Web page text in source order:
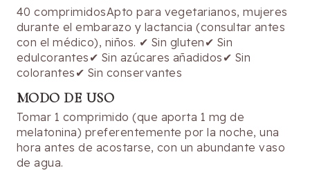
40 comprimidosApto para vegetarianos, mujeres
durante el embarazo y lactancia (consultar antes
con el médico), niños. ✔ Sin gluten✔ Sin
edulcorantes✔ Sin azúcares añadidos✔ Sin
colorantes✔ Sin conservantes
MODO DE USO
Tomar 1 comprimido (que aporta 1 mg de
melatonina) preferentemente por la noche, una
hora antes de acostarse, con un abundante vaso
de agua.